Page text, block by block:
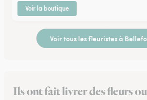
Voir la boutique
Voir tous les fleuristes à
Ils ont fait livrer des fleurs